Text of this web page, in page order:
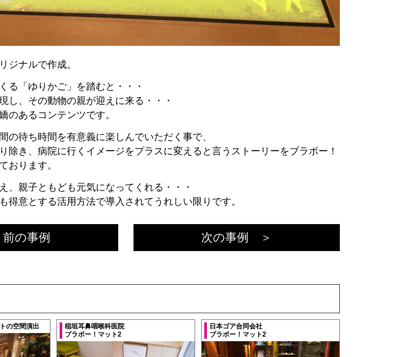
ジナルで作成。
る「ゆりかご」を踏むと・・・
し、その動物の親が迎えに来る・・・
のあるコンテンツです。
の待ち時間を有意義に楽しんでいただく事で、
除き、病院に行くイメージをプラスに変える と言うストーリーをブラボー！
おります。
、親子ともども元気になってくれる・・・
得意とする活用方法で導入されてうれしい限りです。
の事例 次の事例 ＞
の空間演出
稲垣耳鼻咽喉科医院
ブラボー！マット2
日本ゴア合同会社
ブラボー！マット2